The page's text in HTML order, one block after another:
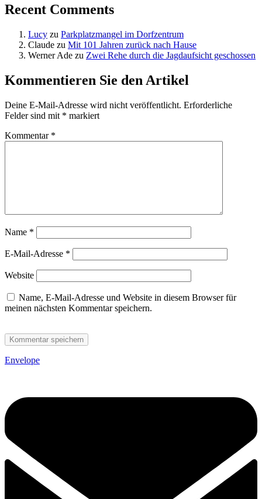
Recent Comments
Lucy zu Parkplatzmangel im Dorfzentrum
Claude zu Mit 101 Jahren zurück nach Hause
Werner Ade zu Zwei Rehe durch die Jagdaufsicht geschossen
Kommentieren Sie den Artikel
Deine E-Mail-Adresse wird nicht veröffentlicht. Erforderliche
Felder sind mit * markiert
Kommentar *
Name *
E-Mail-Adresse *
Website
Name, E-Mail-Adresse und Website in diesem Browser für
meinen nächsten Kommentar speichern.
Envelope